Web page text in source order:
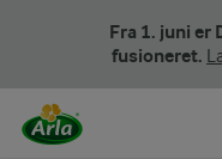
Fra 1. juni er
fusioneret.